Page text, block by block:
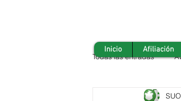
Todas las entradas
Inicio Afiliación